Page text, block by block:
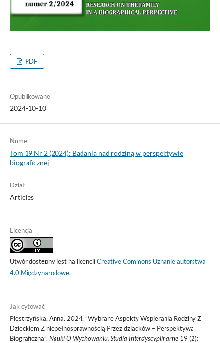
PDF
Opublikowane
2024-10-10
Numer
Tom 19 Nr 2 (2024): Badania nad rodziną w perspektywie
biograficznej
Dział
Articles
Licencja
Utwór dostępny jest na licencjiCreative Commons Uznanie autorstwa
4.0 Międzynarodowe.
Jak cytować
Piestrzyńska, Anna. 2024. “Wybrane Aspekty Wspierania Rodziny Z
Dzieckiem Z niepełnosprawnością Przez dziadków – Perspektywa
Biograficzna”. Nauki O Wychowaniu. Studia Interdyscyplinarne19 (2):